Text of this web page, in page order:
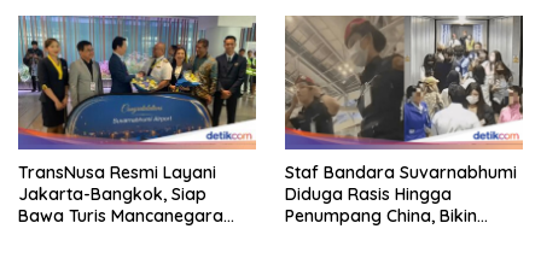
TransNusa Resmi Layani
Jakarta-Bangkok, Siap
Bawa Turis Mancanegara
Staf Bandara Suvarnabhumi
Diduga Rasis Hingga
Penumpang China, Bikin